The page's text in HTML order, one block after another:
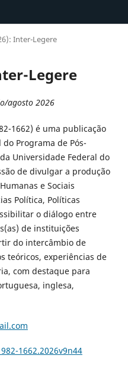
Inter-Legere
Legere
agosto 2026
1662) é uma publicação
Programa de Pós-
Universidade Federal do
de divulgar a produção
e Sociais
Política, Políticas
o diálogo entre
de instituições
do intercâmbio de
teóricos, experiências de
com destaque para
inglesa,
1662.2026v9n44